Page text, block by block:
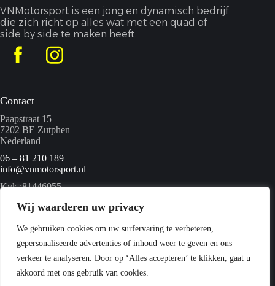
Wij waarderen uw privacy
We gebruiken cookies om uw surfervaring te verbeteren,
gepersonaliseerde advertenties of inhoud weer te geven en ons
verkeer te analyseren. Door op ‘Alles accepteren’ te klikken, gaat u
akkoord met ons gebruik van cookies.
VNMotorsport is een jong en dynamisch bedrijf
die zich richt op alles wat met een quad of
side by side te maken heeft.
Contact
Paapstraat 15
7202 BE Zutphen
Nederland
06 – 81 210 189
info@vnmotorsport.nl
Kvk :81446055
Menu
Home
Quads